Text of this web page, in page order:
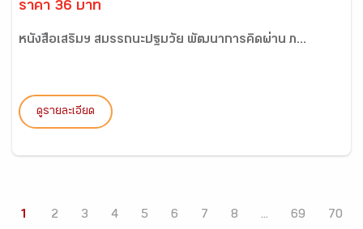
ราคา 36 บาท
หนังสือเสริมฯ สมรรถนะปฐมวัย พัฒนาการคิดผ่าน ภ...
ดูรายละเอียด
1 2 3 4 5 6 7 8 ... 69 70